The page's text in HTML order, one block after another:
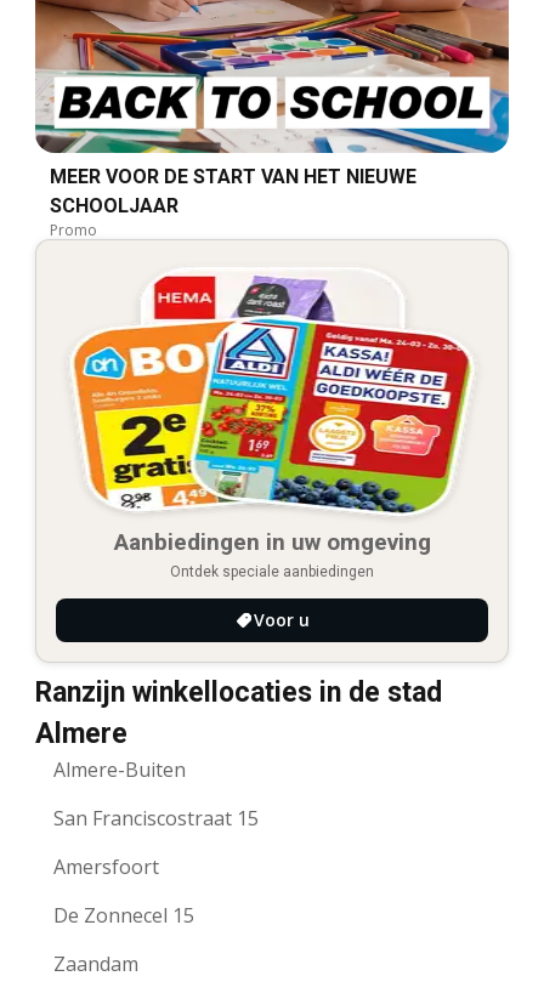
MEER VOOR DE START VAN HET NIEUWE
SCHOOLJAAR
Promo
Aanbiedingen in uw omgeving
Ontdek speciale aanbiedingen
Voor u
Ranzijn winkellocaties in de stad
Almere
Almere-Buiten
San Franciscostraat 15
Amersfoort
De Zonnecel 15
Zaandam